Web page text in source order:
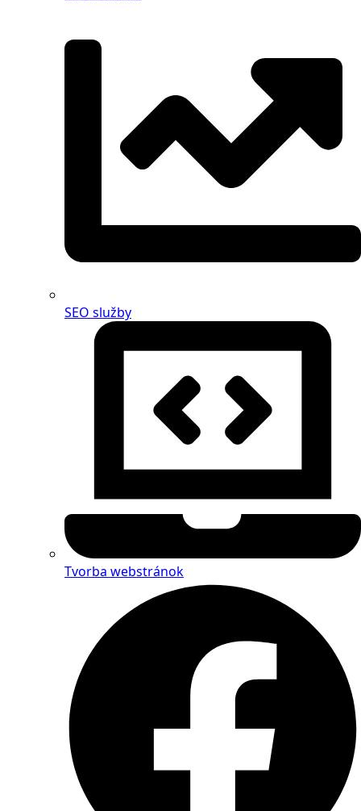
SEO služby
Tvorba webstránok